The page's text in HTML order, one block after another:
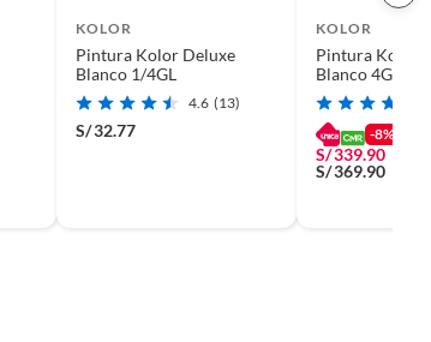
KOLOR
Pintura Kolor Deluxe
Blanco 1/4GL
4.6 (13)
S/32.77
KOLOR
Pintura Kolor
Blanco 4GL
-8%
S/339.90
S/369.90